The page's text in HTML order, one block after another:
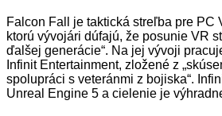
Falcon Fall je taktická streľba pre PC
ktorú vývojári dúfajú, že posunie VR
ďalšej generácie“. Na jej vývoji
Infinit Entertainment, zložené z
spolupráci s veteránmi z bojiska“.
Unreal Engine 5 a cielenie je